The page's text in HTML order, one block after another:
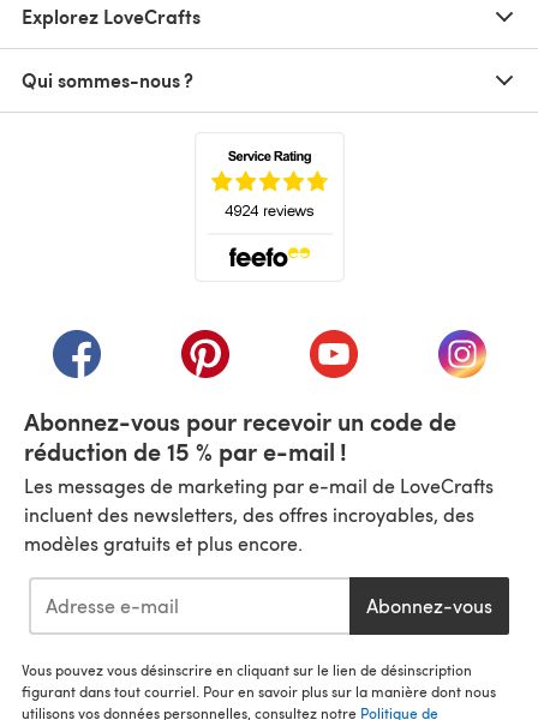
Explorez LoveCrafts
Qui sommes-nous ?
(s'ouvre dans un nouvel onglet)
(s'ouvre dans un nouvel onglet)
(s'ouvre dans un(s'ouvre
Abonnez-vous pour recevoir un code de
réduction de 15 % par e-mail !
Les messages de marketing par e-mail de LoveCrafts
incluent des newsletters, des offres incroyables, des
modèles gratuits et plus encore.
Abonnez-vous
Vous pouvez vous désinscrire en cliquant sur le lien de désinscription
figurant dans tout courriel. Pour en savoir plus sur la manière dont nous
utilisons vos données personnelles, consultez notre Politique de